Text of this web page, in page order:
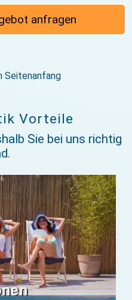
anfragen
Seitenanfang
Vorteile
Sie bei uns richtig